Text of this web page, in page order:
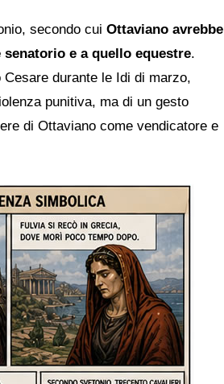
secondo cui Ottaviano avrebbe
e a quello equestre.
durante le Idi di marzo,
punitiva, ma di un gesto
di Ottaviano come vendicatore e